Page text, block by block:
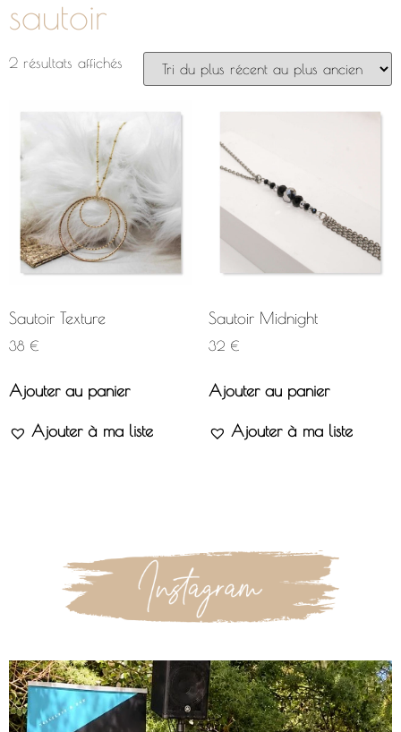
sautoir
2 résultats affichés
Sautoir Texture
38 €
Ajouter au panier
Ajouter à ma liste
Sautoir Midnight
32 €
Ajouter au panier
Ajouter à ma liste